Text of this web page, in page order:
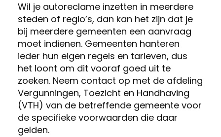
Wil je autoreclame inzetten in meerdere
steden of regio’s, dan kan het zijn dat je
bij meerdere gemeenten een aanvraag
moet indienen. Gemeenten hanteren
ieder hun eigen regels en tarieven, dus
het loont om dit vooraf goed uit te
zoeken. Neem contact op met de afdeling
Vergunningen, Toezicht en Handhaving
(VTH) van de betreffende gemeente voor
de specifieke voorwaarden die daar
gelden.